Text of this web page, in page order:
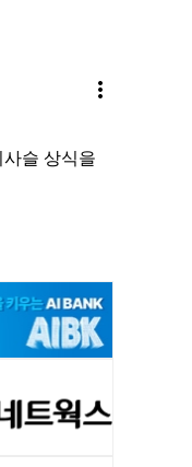
more_vert
슬 상식을